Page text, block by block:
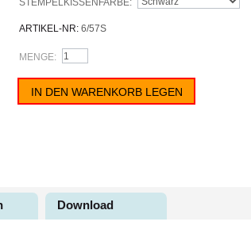
STEMPELKISSENFARBE:
ARTIKEL-NR: 6/57S
MENGE:
IN DEN WARENKORB LEGEN
Download